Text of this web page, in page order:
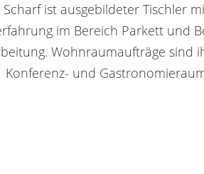
ist ausgebildeter Tischler
im Bereich Parkett und
Wohnraumaufträge sind
Konferenz- und